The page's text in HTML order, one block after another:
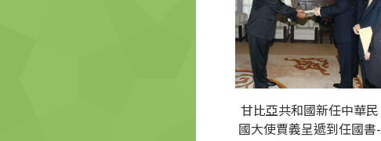
甘比亞共和國新任中華民
國大使賈義呈遞到任國書-